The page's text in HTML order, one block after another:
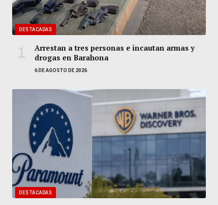
DESTACADAS
Arrestan a tres personas e incautan armas y
drogas en Barahona
6 DE AGOSTO DE 2026
DESTACADAS